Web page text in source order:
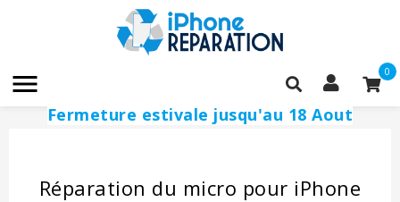
 0
Fermeture estivale jusqu'au 18 Aout
Réparation du micro pour iPhone